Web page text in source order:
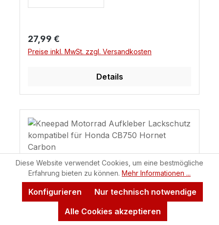
Regulärer Preis:
27,99 €
Preise inkl. MwSt. zzgl. Versandkosten
Details
Diese Website verwendet Cookies, um eine bestmögliche
Erfahrung bieten zu können. Mehr Informationen ...
Nur technisch notwendige
Konfigurieren
Alle Cookies akzeptieren